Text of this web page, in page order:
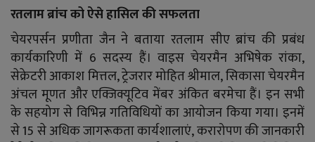
रतलाम ब्रांच को ऐसे हासिल की सफलता
चेयरपर्सन प्रणीता जैन ने बताया रतलाम सीए ब्रांच की प्रबंध
कार्यकारिणी में 6 सदस्य हैं। वाइस चेयरमैन अभिषेक रांका,
सेक्रेटरी आकाश मित्तल, ट्रेजरार मोहित श्रीमाल, सिकासा चेयरमैन
अंचल मूणत और एक्जिक्यूटिव मेंबर अंकित बरमेचा हैं। इन सभी
के सहयोग से विभिन्न गतिविधियों का आयोजन किया गया। इनमें
से 15 से अधिक जागरूकता कार्यशालाएं, करारोपण की जानकारी